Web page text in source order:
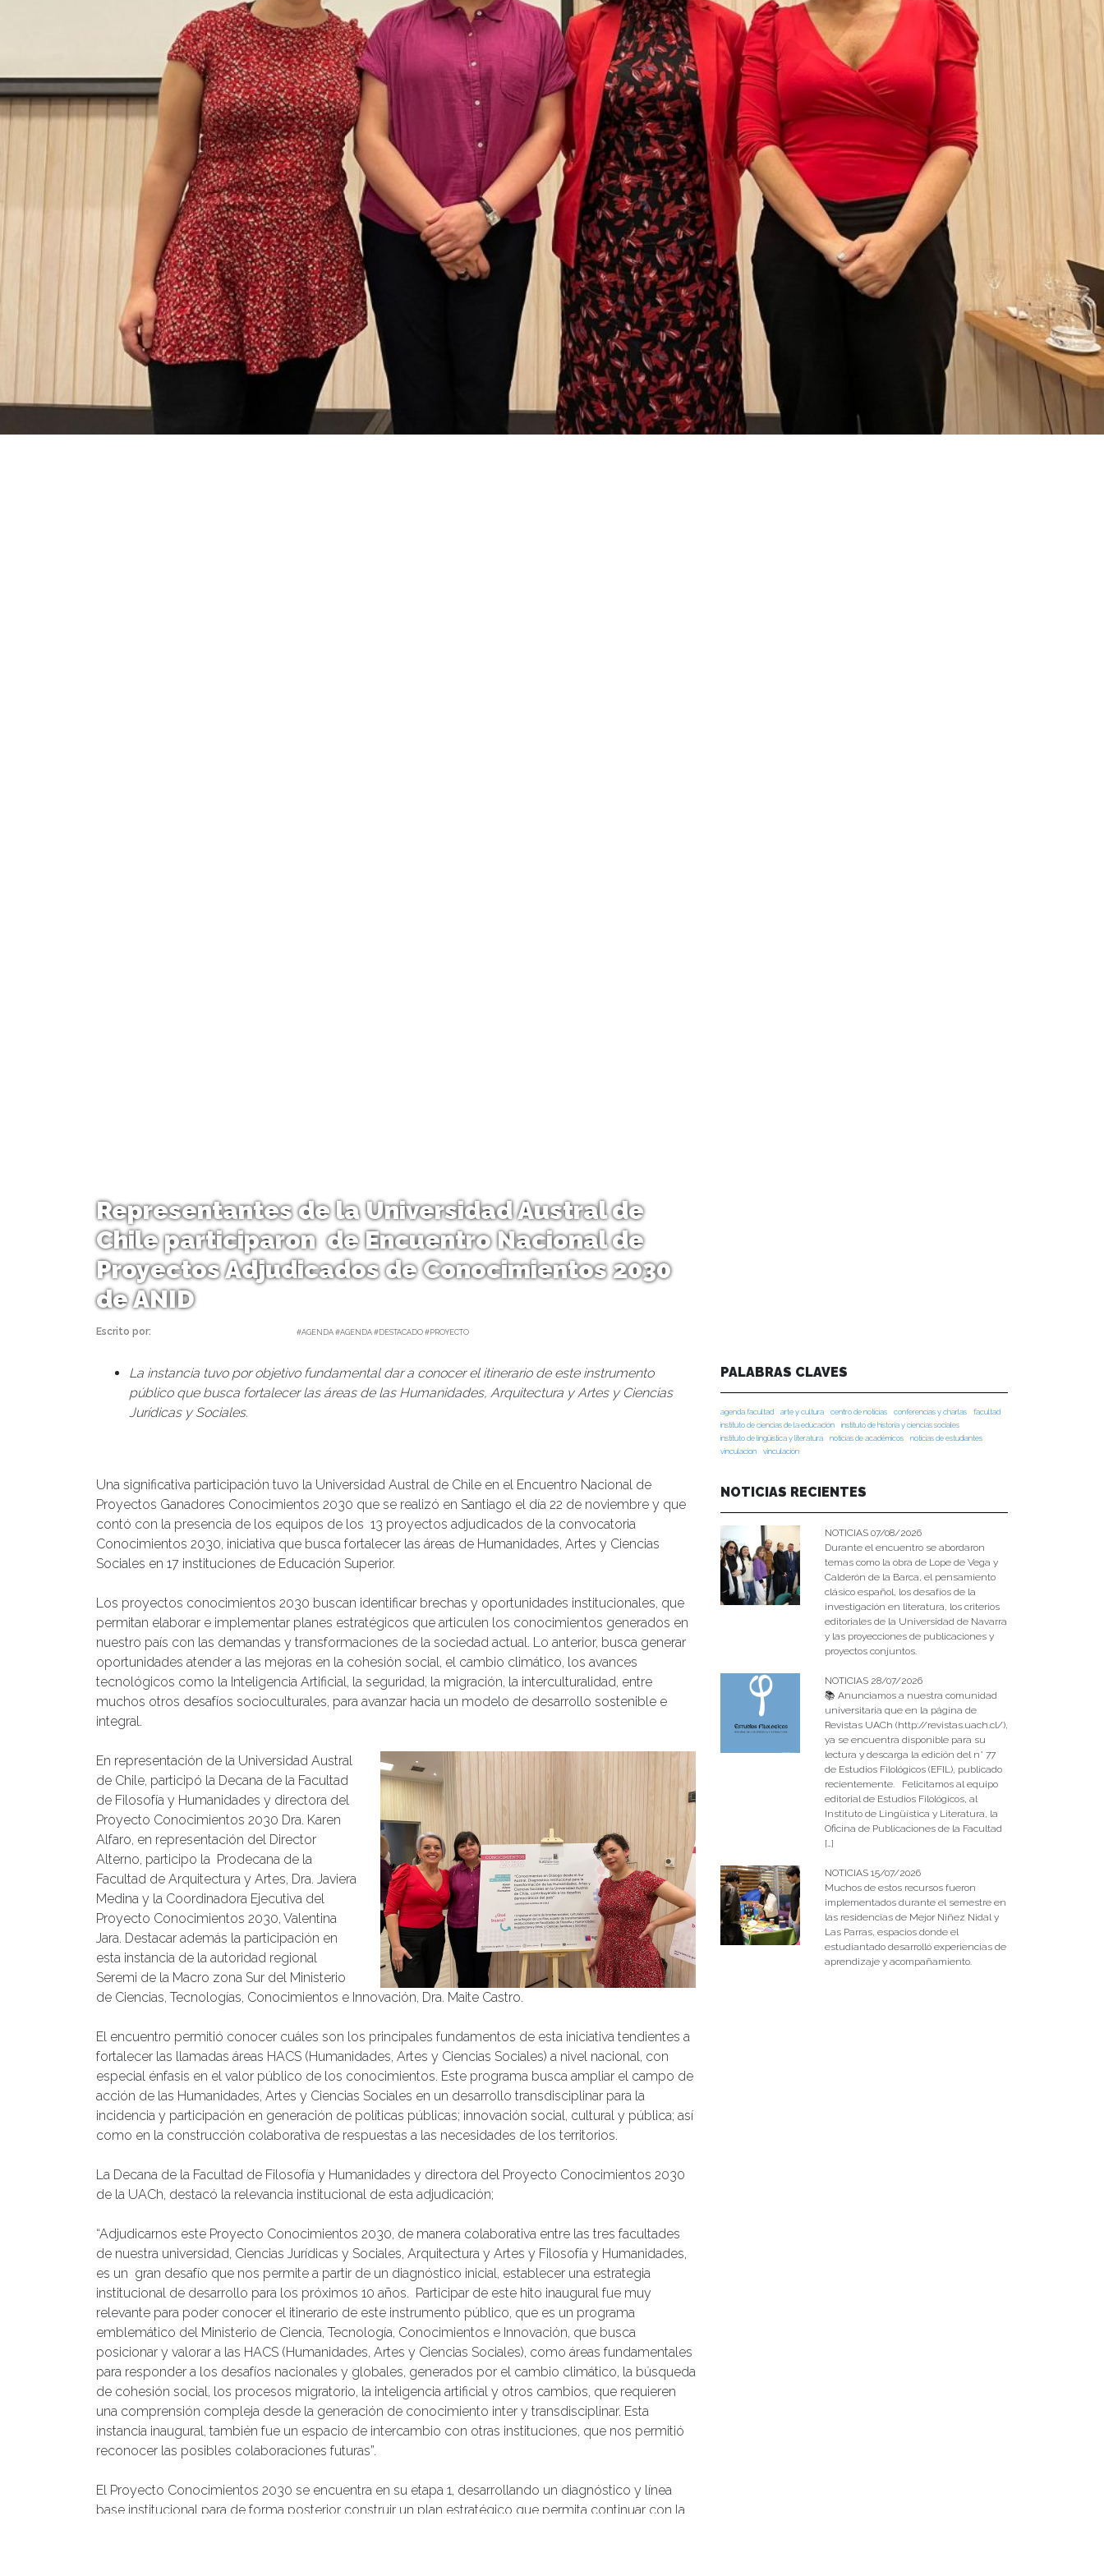
Representantes de la Universidad Austral de
Chile participaron de Encuentro Nacional de
Proyectos Adjudicados de Conocimientos 2030
de ANID
Escrito por: #AGENDA #AGENDA #DESTACADO #PROYECTO
La instancia tuvo por objetivo fundamental dar a conocer el itinerario de este instrumento
público que busca fortalecer las áreas de las Humanidades, Arquitectura y Artes y Ciencias
Jurídicas y Sociales.
Una significativa participación tuvo la Universidad Austral de Chile en el Encuentro Nacional de
Proyectos Ganadores Conocimientos 2030 que se realizó en Santiago el día 22 de noviembre y que
contó con la presencia de los equipos de los 13 proyectos adjudicados de la convocatoria
Conocimientos 2030, iniciativa que busca fortalecer las áreas de Humanidades, Artes y Ciencias
Sociales en 17 instituciones de Educación Superior.
Los proyectos conocimientos 2030 buscan identificar brechas y oportunidades institucionales, que
permitan elaborar e implementar planes estratégicos que articulen los conocimientos generados en
nuestro país con las demandas y transformaciones de la sociedad actual. Lo anterior, busca generar
oportunidades atender a las mejoras en la cohesión social, el cambio climático, los avances
tecnológicos como la Inteligencia Artificial, la seguridad, la migración, la interculturalidad, entre
muchos otros desafíos socioculturales, para avanzar hacia un modelo de desarrollo sostenible e
integral.
En representación de la Universidad Austral
de Chile, participó la Decana de la Facultad
de Filosofía y Humanidades y directora del
Proyecto Conocimientos 2030 Dra. Karen
Alfaro, en representación del Director
Alterno, participo la Prodecana de la
Facultad de Arquitectura y Artes, Dra. Javiera
Medina y la Coordinadora Ejecutiva del
Proyecto Conocimientos 2030, Valentina
Jara. Destacar además la participación en
esta instancia de la autoridad regional
Seremi de la Macro zona Sur del Ministerio
de Ciencias, Tecnologías, Conocimientos e Innovación, Dra. Maite Castro.
El encuentro permitió conocer cuáles son los principales fundamentos de esta iniciativa tendientes a
fortalecer las llamadas áreas HACS (Humanidades, Artes y Ciencias Sociales) a nivel nacional, con
especial énfasis en el valor público de los conocimientos. Este programa busca ampliar el campo de
acción de las Humanidades, Artes y Ciencias Sociales en un desarrollo transdisciplinar para la
incidencia y participación en generación de políticas públicas; innovación social, cultural y pública; así
como en la construcción colaborativa de respuestas a las necesidades de los territorios.
La Decana de la Facultad de Filosofía y Humanidades y directora del Proyecto Conocimientos 2030
de la UACh, destacó la relevancia institucional de esta adjudicación;
“Adjudicarnos este Proyecto Conocimientos 2030, de manera colaborativa entre las tres facultades
de nuestra universidad, Ciencias Jurídicas y Sociales, Arquitectura y Artes y Filosofía y Humanidades,
es un gran desafío que nos permite a partir de un diagnóstico inicial, establecer una estrategia
institucional de desarrollo para los próximos 10 años. Participar de este hito inaugural fue muy
relevante para poder conocer el itinerario de este instrumento público, que es un programa
emblemático del Ministerio de Ciencia, Tecnología, Conocimientos e Innovación, que busca
posicionar y valorar a las HACS (Humanidades, Artes y Ciencias Sociales), como áreas fundamentales
para responder a los desafíos nacionales y globales, generados por el cambio climático, la búsqueda
de cohesión social, los procesos migratorio, la inteligencia artificial y otros cambios, que requieren
una comprensión compleja desde la generación de conocimiento inter y transdisciplinar. Esta
instancia inaugural, también fue un espacio de intercambio con otras instituciones, que nos permitió
reconocer las posibles colaboraciones futuras”.
El Proyecto Conocimientos 2030 se encuentra en su etapa 1, desarrollando un diagnóstico y línea
base institucional para de forma posterior construir un plan estratégico que permita continuar con la
PALABRAS CLAVES
agenda facultad arte y cultura centro de noticias conferencias y charlas
facultad
instituto de ciencias de la educación
instituto de historia y ciencias sociales
instituto de lingüística y literatura
noticias de académicos
noticias de estudiantes
vinculacion
vinculación
NOTICIAS RECIENTES
NOTICIAS 07/08/2026
Durante el encuentro se abordaron
temas como la obra de Lope de Vega y
Calderón de la Barca, el pensamiento
clásico español, los desafíos de la
investigación en literatura, los criterios
editoriales de la Universidad de Navarra
y las proyecciones de publicaciones y
proyectos conjuntos.
NOTICIAS 28/07/2026
📚 Anunciamos a nuestra comunidad
universitaria que en la página de
Revistas UACh (http://revistas.uach.cl/),
ya se encuentra disponible para su
lectura y descarga la edición del n° 77
de Estudios Filológicos (EFIL), publicado
recientemente. Felicitamos al equipo
editorial de Estudios Filológicos, al
Instituto de Lingüística y Literatura, la
Oficina de Publicaciones de la Facultad
[…]
NOTICIAS 15/07/2026
Muchos de estos recursos fueron
implementados durante el semestre en
las residencias de Mejor Niñez Nidal y
Las Parras, espacios donde el
estudiantado desarrolló experiencias de
aprendizaje y acompañamiento.